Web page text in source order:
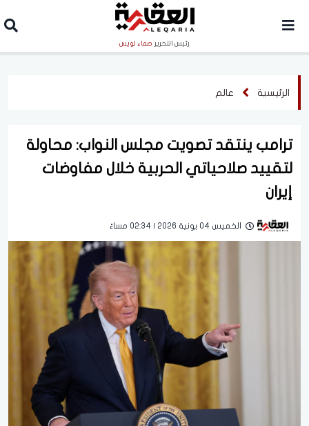
رئيس التحرير صفاء لويس
الرئيسية عالم
ترامب ينتقد تصويت مجلس النواب: محاولة
لتقييد صلاحياتي الحربية خلال مفاوضات
إيران
الخميس 04 يونية 2026 | 02:34 مساءً